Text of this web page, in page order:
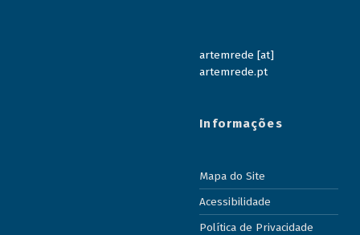
artemrede [at]
artemrede.pt
Informações
Mapa do Site
Acessibilidade
Política de Privacidade